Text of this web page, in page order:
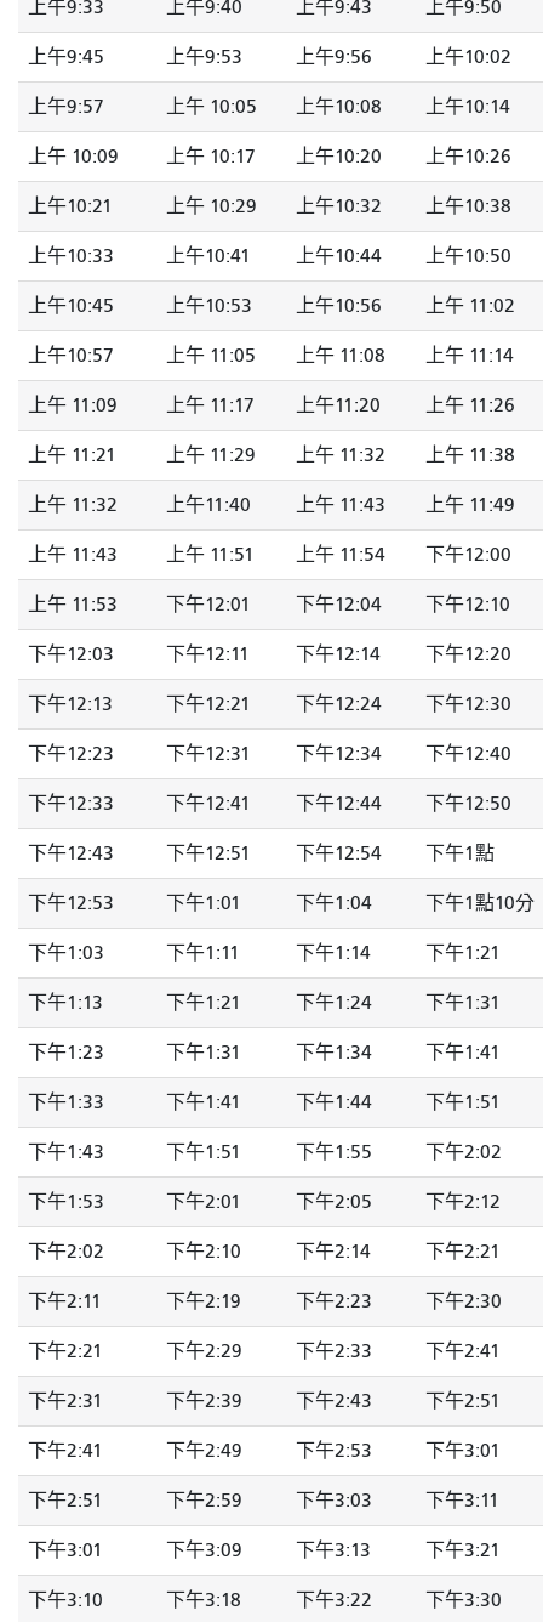
上午9:33 上午9:40 上午9:43 上午9:50
上午9:45 上午9:53 上午9:56 上午10:02
上午9:57 上午 10:05 上午10:08 上午10:14
上午 10:09 上午 10:17 上午10:20 上午10:26
上午10:21 上午 10:29 上午10:32 上午10:38
上午10:33 上午10:41 上午10:44 上午10:50
上午10:45 上午10:53 上午10:56 上午 11:02
上午10:57 上午 11:05 上午 11:08 上午 11:14
上午 11:09 上午 11:17 上午11:20 上午 11:26
上午 11:21 上午 11:29 上午 11:32 上午 11:38
上午 11:32 上午11:40 上午 11:43 上午 11:49
上午 11:43 上午 11:51 上午 11:54 下午12:00
上午 11:53 下午12:01 下午12:04 下午12:10
下午12:03 下午12:11 下午12:14 下午12:20
下午12:13 下午12:21 下午12:24 下午12:30
下午12:23 下午12:31 下午12:34 下午12:40
下午12:33 下午12:41 下午12:44 下午12:50
下午12:43 下午12:51 下午12:54 下午1點
下午12:53 下午1:01 下午1:04 下午1點10分
下午1:03 下午1:11 下午1:14 下午1:21
下午1:13 下午1:21 下午1:24 下午1:31
下午1:23 下午1:31 下午1:34 下午1:41
下午1:33 下午1:41 下午1:44 下午1:51
下午1:43 下午1:51 下午1:55 下午2:02
下午1:53 下午2:01 下午2:05 下午2:12
下午2:02 下午2:10 下午2:14 下午2:21
下午2:11 下午2:19 下午2:23 下午2:30
下午2:21 下午2:29 下午2:33 下午2:41
下午2:31 下午2:39 下午2:43 下午2:51
下午2:41 下午2:49 下午2:53 下午3:01
下午2:51 下午2:59 下午3:03 下午3:11
下午3:01 下午3:09 下午3:13 下午3:21
下午3:10 下午3:18 下午3:22 下午3:30